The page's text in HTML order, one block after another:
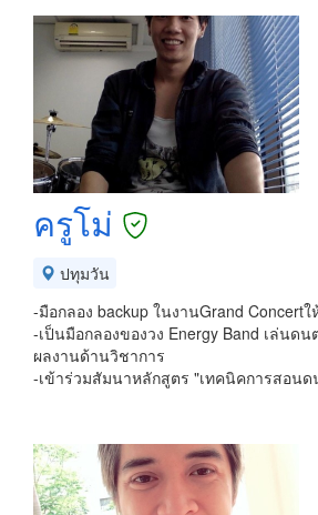
ครูโม่
ปทุมวัน
-มือกลอง backup ในงานGrand
-เป็นมือกลองของวง Energy Band เล่น
ผลงานด้านวิชาการ
-เข้าร่วมสัมนาหลักสูตร "เทคนิคการสอน